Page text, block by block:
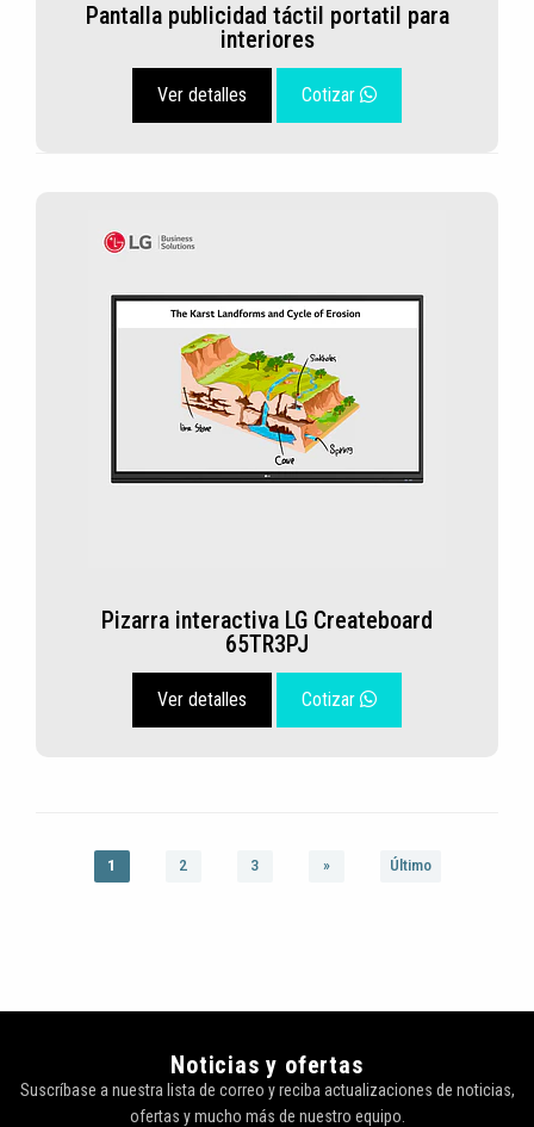
Pantalla publicidad táctil portatil para
interiores
Ver detalles Cotizar
Pizarra interactiva LG Createboard
65TR3PJ
Ver detalles Cotizar
1 2 3 » Último
Noticias y ofertas
Suscríbase a nuestra lista de correo y reciba actualizaciones de noticias,
ofertas y mucho más de nuestro equipo.